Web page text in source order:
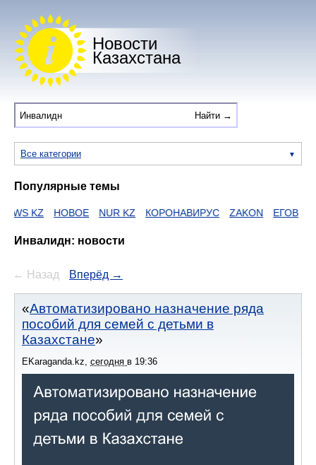
Новости
Казахстана
Все категории
Популярные темы
НОВОЕ NUR KZ КОРОНАВИРУС ZAKON ЕГОВ HTTPS
Инвалидн: новости
← Назад Вперёд →
Автоматизировано назначение ряда
пособий для семей с детьми в
Казахстане
EKaraganda.kz, сегодня в 19:36